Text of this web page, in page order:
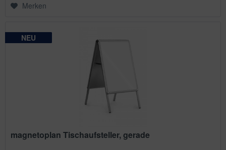
Merken
NEU
NEU
NEU
NEU
magnetoplan Tischaufsteller, gerade